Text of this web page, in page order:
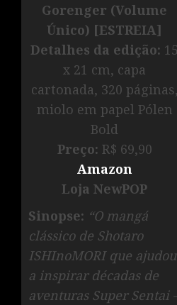
Gorenger (Volume
Único) [ESTREIA]
Detalhes da edição: 15
x 21 cm, capa
cartonada, 320 páginas,
miolo em papel Pólen
Bold
Preço: R$ 69,90
Amazon
Loja NewPOP
Sinopse: “O mangá
clássico de Shotaro
ISHInoMORI que ajudou
a inspirar décadas de
aventuras Super Sentai